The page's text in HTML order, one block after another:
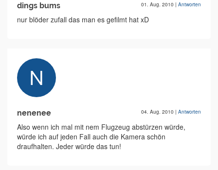
dings bums 01. Aug. 2010 | Antworten
nur blöder zufall das man es gefilmt hat xD
nenenee 04. Aug. 2010 | Antworten
Also wenn ich mal mit nem Flugzeug abstürzen würde,
würde ich auf jeden Fall auch die Kamera schön
draufhalten. Jeder würde das tun!